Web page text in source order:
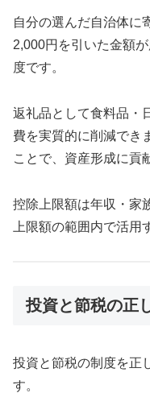
自分の選んだ自治体に
2,000円を引いた金額
度です。
返礼品として食料品・
費を実質的に削減でき
ことで、資産形成に貢
控除上限額は年収・家
上限額の範囲内で活用
投資と節税の正
投資と節税の制度を正
す。